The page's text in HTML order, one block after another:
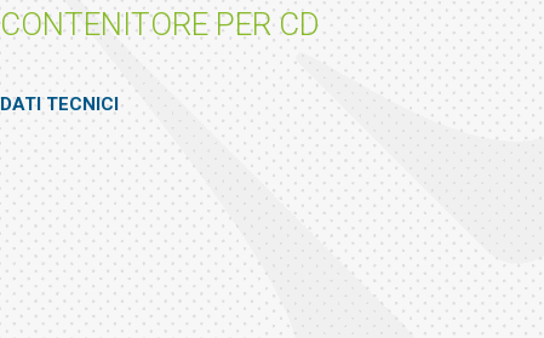
CONTENITORE PER CD
DATI TECNICI